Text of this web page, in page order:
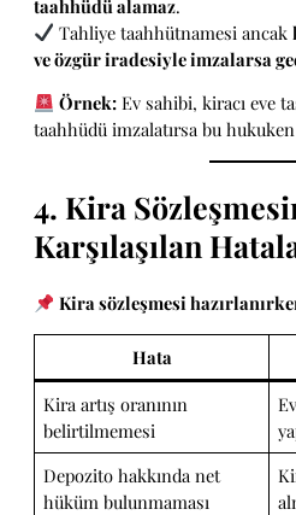
taahhüdü alamaz.
Tahliye taahhütnamesi ancak
ve özgür iradesiyle imzalarsa
Örnek:Ev sahibi, kiracı eve
taahhüdü imzalatırsa bu
4. Kira
Karşılaşılan
Kira sözleşmesi
Hata
Kira artış oranının
belirtilmemesi
Depozito hakkında net
hüküm bulunmaması